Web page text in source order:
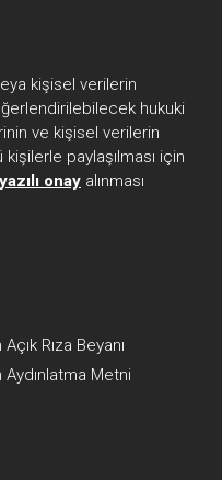
kişisel verilerin
hukuki
ve kişisel verilerin
paylaşılması için
yazılı onay alınması
Rıza Beyanı
Metni